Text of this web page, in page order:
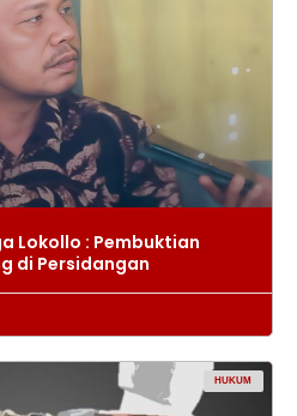
Lokollo : Pembuktian
di Persidangan
HUKUM